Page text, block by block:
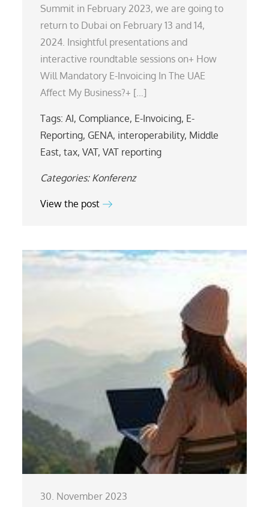
Summit in February 2023, we are going to
return to Dubai on February 13 and 14,
2024. Insightful presentations and
interactive roundtable sessions on+ How
Will Mandatory E-Invoicing In The UAE
Affect My Business?+ […]
Tags:AI, Compliance, E-Invoicing, E-
Reporting, GENA, interoperability, Middle
East,tax,VAT,VAT reporting
Categories: Konferenz
View the post
30. November 2023